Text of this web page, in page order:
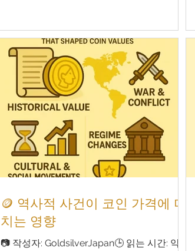
나 은화와 같은 귀금속 주화가 견고한 투자 자
산으로 남을 수 있을까?" 이 긴 가이드는 다음
과 같은 주제를 중심으로 깊이 있게 다룰 것입
니다: 사람들은 왜 귀금속 주화에 투자할까?
현재 귀금속 시장의 트렌드 지정학적·경제적
변화가 시장에 미치는 영향 수집가 심리 및 세
대 교체 장기적인 가치 유지에 대한 전망과 전
략 🪙 사람들은 왜 귀금속 주화에 투자할까?
귀금속 주화는 단순한 실물 자산을 넘어, 역사
적 가치와 미적 아름다움까지 갖춘 하이브리
드형 투자 자산 입니다. 1. 내재 가치의 보존 금
소성을 갖고 있으며, 이는 가치를 떠받치는 요
소가 됩니다. 2. 위기 상
🪙 역사적 사건이 코인 가격에 미
치는 영향
📷 작성자: GoldsilverJapan🕒 읽는 시간: 약 5